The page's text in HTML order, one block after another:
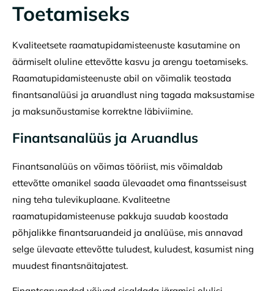
Toetamiseks
Kvaliteetsete raamatupidamisteenuste kasutamine on
äärmiselt oluline ettevõtte kasvu ja arengu toetamiseks.
Raamatupidamisteenuste abil on võimalik teostada
finantsanalüüsi ja aruandlust ning tagada maksustamise
ja maksunõustamise korrektne läbiviimine.
Finantsanalüüs ja Aruandlus
Finantsanalüüs on võimas tööriist, mis võimaldab
ettevõtte omanikel saada ülevaadet oma finantsseisust
ning teha tulevikuplaane. Kvaliteetne
raamatupidamisteenuse pakkuja suudab koostada
põhjalikke finantsaruandeid ja analüüse, mis annavad
selge ülevaate ettevõtte tuludest, kuludest, kasumist ning
muudest finantsnäitajatest.